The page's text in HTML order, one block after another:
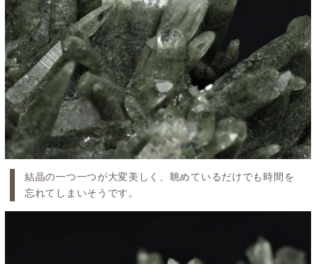
結晶の一つ一つが大変美しく、眺めているだけでも時間を
忘れてしまいそうです。